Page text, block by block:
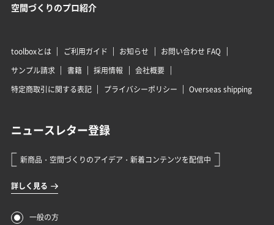
空間づくりのプロ紹介
toolboxとは ご利用ガイド お知らせ
お問い合わせ FAQ
サンプル請求
書籍 採用情報
会社概要
特定商取引に関する表記
プライバシーポリシー Overseas shipping